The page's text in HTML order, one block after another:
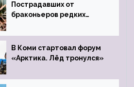
Пострадавших от
браконьеров редких
Ростовский зоопарк
В Коми стартовал форум
«Арктика. Лёд тронулся»